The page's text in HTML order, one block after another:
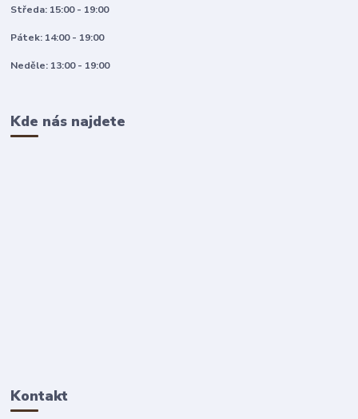
Středa: 15:00 - 19:00
Pátek: 14:00 - 19:00
Neděle: 13:00 - 19:00
Kde nás najdete
Kontakt